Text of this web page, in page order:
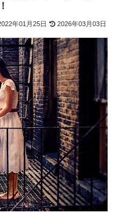
年01月25日 2026年03月03日